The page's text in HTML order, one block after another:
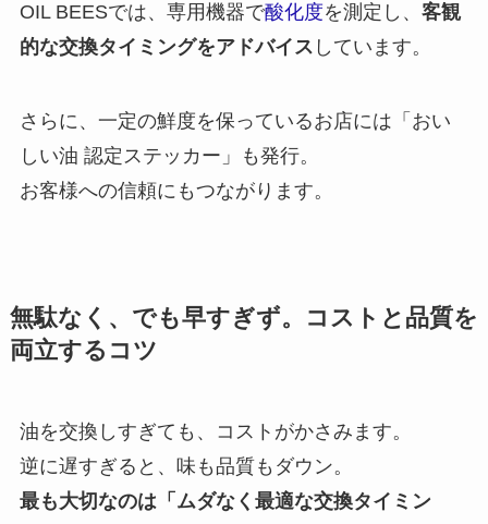
OIL BEESでは、専用機器で酸化度を測定し、 客観
的な交換タイミングをアドバイス しています。
さらに、一定の鮮度を保っているお店には「おい
しい油 認定ステッカー」も発行。
お客様への信頼にもつながります。
無駄なく、でも早すぎず。コストと品質を
両立するコツ
油を交換しすぎても、コストがかさみます。
逆に遅すぎると、味も品質もダウン。
最も大切なのは「ムダなく最適な交換タイミン